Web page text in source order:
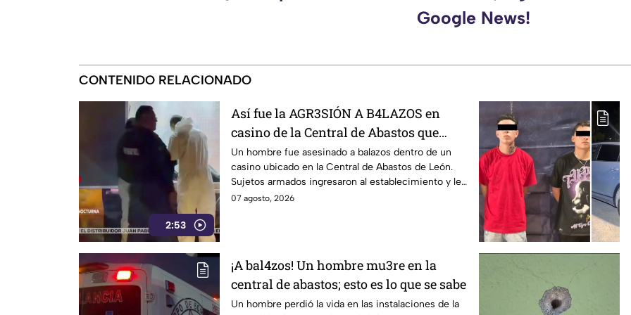
Google News!
CONTENIDO RELACIONADO
2:53
Así fue la AGR3SIÓN A B4LAZOS en
casino de la Central de Abastos que
cobró la v1da de un hombre, en León
Un hombre fue asesinado a balazos dentro de un
casino ubicado en la Central de Abastos de León.
Sujetos armados ingresaron al establecimiento y le
dispararon.
07 agosto, 2026
¡A bal4zos! Un hombre mu3re en la
central de abastos; esto es lo que se sabe
Un hombre perdió la vida en las instalaciones de la